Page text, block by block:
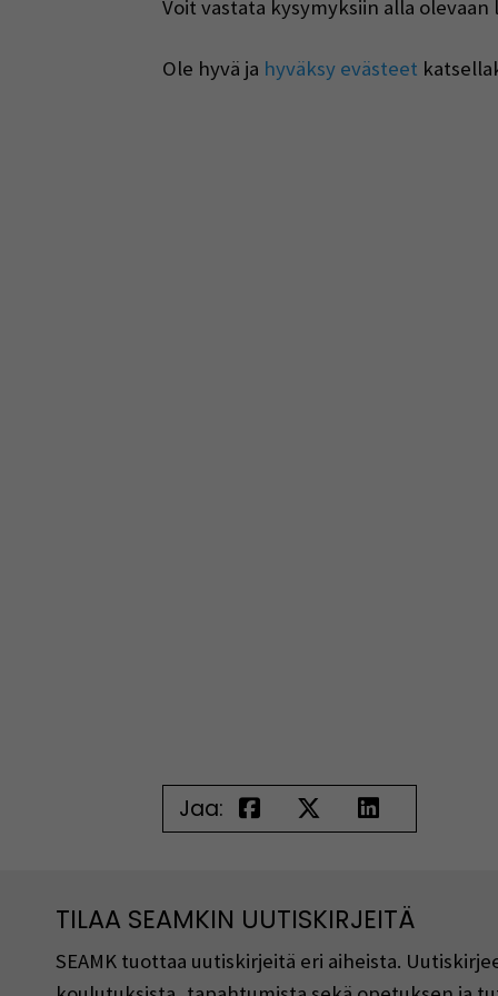
Voit vastata kysymyksiin alla
Ole hyvä ja hyväksy evästeet
Jaa:
TILAA SEAMKIN UUTISKIRJEITÄ
SEAMK tuottaa uutiskirjeitä eri aiheista.